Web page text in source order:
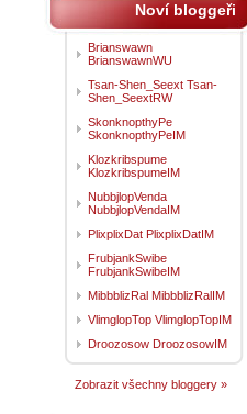
Noví bloggeři
Brianswawn
BrianswawnWU
Tsan-Shen_Seext Tsan-
Shen_SeextRW
SkonknopthyPe
SkonknopthyPeIM
Klozkribspume
KlozkribspumeIM
NubbjlopVenda
NubbjlopVendaIM
PlixplixDat PlixplixDatIM
FrubjankSwibe
FrubjankSwibeIM
MibbblizRal MibbblizRalIM
VlimglopTop VlimglopTopIM
Droozosow DroozosowIM
Zobrazit všechny bloggery »